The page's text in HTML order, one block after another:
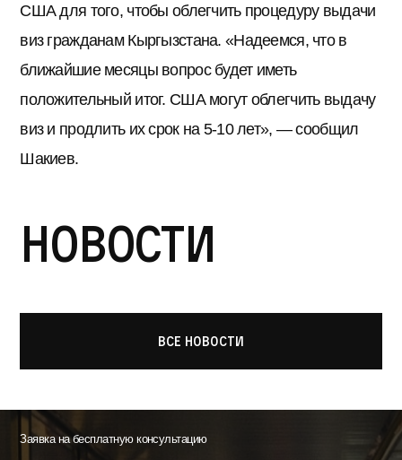
США для того, чтобы облегчить процедуру выдачи
виз гражданам Кыргызстана. «Надеемся, что в
ближайшие месяцы вопрос будет иметь
положительный итог. США могут облегчить выдачу
виз и продлить их срок на 5-10 лет», — сообщил
Шакиев.
Новости
Все новости
Заявка на бесплатную консультацию